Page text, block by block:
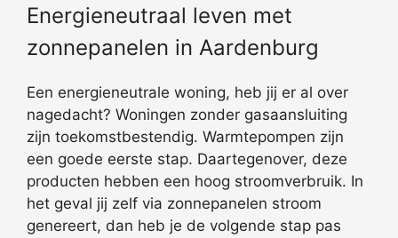
Energieneutraal leven met
zonnepanelen in Aardenburg
Een energieneutrale woning, heb jij er al over
nagedacht? Woningen zonder gasaansluiting
zijn toekomstbestendig. Warmtepompen zijn
een goede eerste stap. Daartegenover, deze
producten hebben een hoog stroomverbruik. In
het geval jij zelf via zonnepanelen stroom
genereert, dan heb je de volgende stap pas